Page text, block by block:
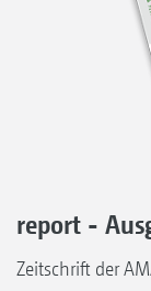
report -
Zeitschrift der